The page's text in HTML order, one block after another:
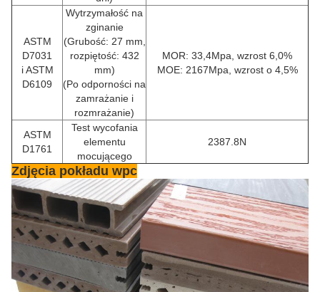
ASTM
D7031
i ASTM
D6109
Wytrzymałość na
zginanie
(Grubość: 27 mm,
rozpiętość: 432
mm)
(Po odporności na
zamrażanie i
rozmrażanie)
MOR: 33,4Mpa, wzrost 6,0%
MOE: 2167Mpa, wzrost o 4,5%
ASTM
D1761
Test wycofania
elementu
mocującego
2387.8N
Zdjęcia pokładu wpc